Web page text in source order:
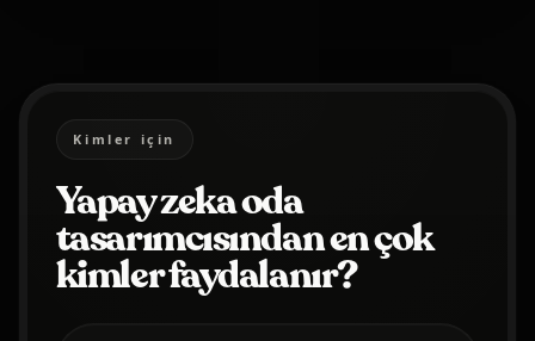
Kimler için
Yapay zeka oda
tasarımcısından en çok
kimler faydalanır?